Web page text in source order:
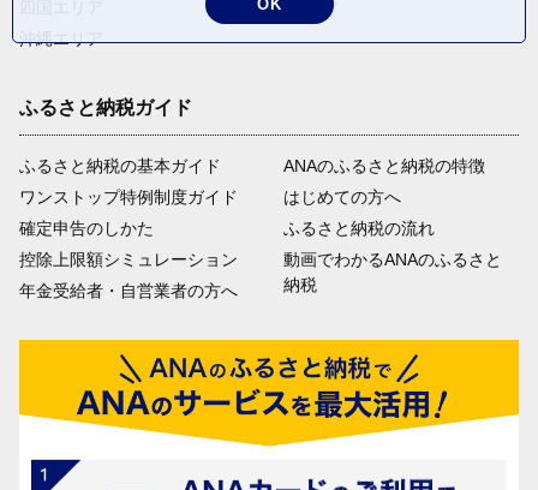
沖縄エリア
九州エリア
ふるさと納税ガイド
ふるさと納税の基本ガイド
ワンストップ特例制度ガイド
確定申告のしかた
控除上限額シミュレーション
年金受給者・自営業者の方へ
ANAのふるさと納税の特徴
はじめての方へ
ふるさと納税の流れ
動画でわかるANAのふるさと
納税
OK